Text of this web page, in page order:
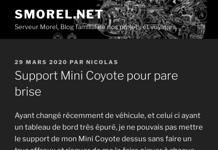
contenu
principal
SMOREL.NET
Serveur Morel, Blog familial de nos projets et voyages…
PUBLIÉ
LE
29 MARS 2020 PAR NICOLAS
Support Mini Coyote pour pare
brise
Ayant changé récemment de véhicule, et celui ci ayant
un tableau de bord très épuré, je ne pouvais pas mettre
le support de mon Mini Coyote dessus sans faire un